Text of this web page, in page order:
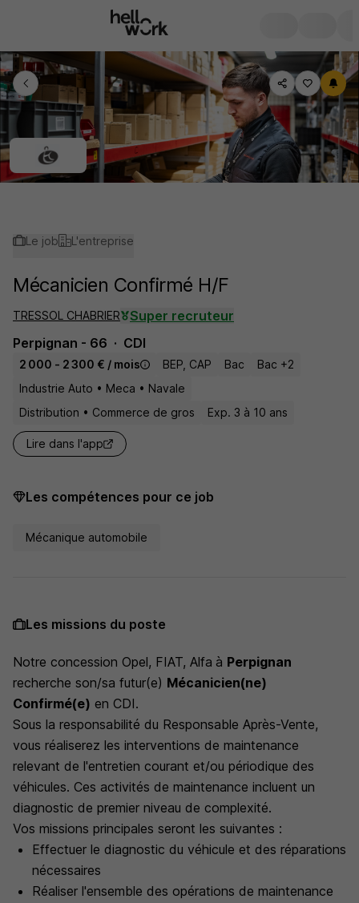
Le job L'entreprise
Mécanicien Confirmé H/F
TRESSOL CHABRIER
Super recruteur
Perpignan - 66
CDI
2 000 - 2 300 € / mois BEP, CAP Bac
Bac +2
Industrie Auto • Meca • Navale
Distribution • Commerce de gros
Exp. 3 à 10 ans
Lire dans l'app
Les compétences pour ce job
Mécanique automobile
Les missions du poste
Notre concession Opel, FIAT, Alfa à Perpignan
recherche son/sa futur(e) Mécanicien(ne)
Confirmé(e) en CDI.
Sous la responsabilité du Responsable Après-Vente,
vous réaliserez les interventions de maintenance
relevant de l'entretien courant et/ou périodique des
véhicules. Ces activités de maintenance incluent un
diagnostic de premier niveau de complexité.
Vos missions principales seront les suivantes :
Effectuer le diagnostic du véhicule et des réparations
nécessaires
Réaliser l'ensemble des opérations de maintenance